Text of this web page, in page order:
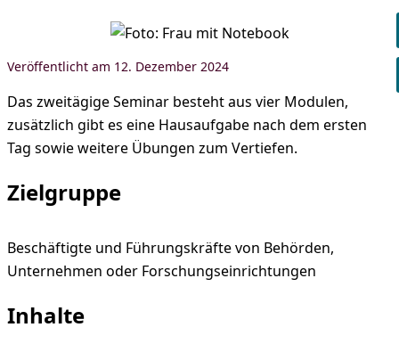
12. Dezember 2024
Das zweitägige Seminar besteht aus vier Modulen,
zusätzlich gibt es eine Hausaufgabe nach dem ersten
Tag sowie weitere Übungen zum Vertiefen.
Zielgruppe
Beschäftigte und Führungskräfte von Behörden,
Unternehmen oder Forschungseinrichtungen
Inhalte